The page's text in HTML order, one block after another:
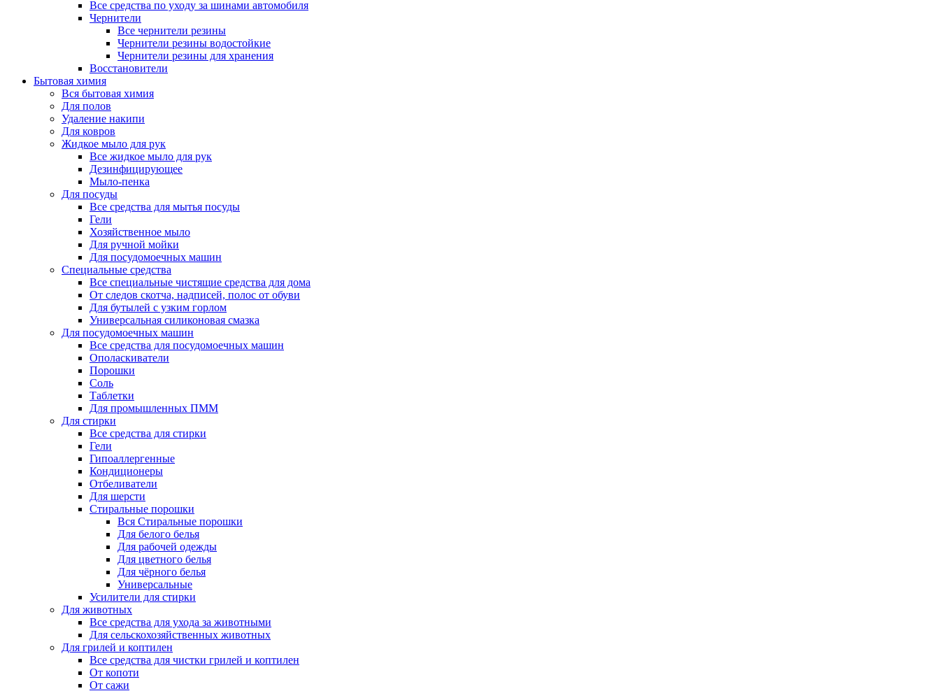
Все средства по уходу за шинами автомобиля
Чернители
Все чернители резины
Чернители резины водостойкие
Чернители резины для хранения
Восстановители
Бытовая химия
Вся бытовая химия
Для полов
Удаление накипи
Для ковров
Жидкое мыло для рук
Все жидкое мыло для рук
Дезинфицирующее
Мыло-пенка
Для посуды
Все средства для мытья посуды
Гели
Хозяйственное мыло
Для ручной мойки
Для посудомоечных машин
Специальные средства
Все специальные чистящие средства для дома
От следов скотча, надписей, полос от обуви
Для бутылей с узким горлом
Универсальная силиконовая смазка
Для посудомоечных машин
Все средства для посудомоечных машин
Ополаскиватели
Порошки
Соль
Таблетки
Для промышленных ПММ
Для стирки
Все средства для стирки
Гели
Гипоаллергенные
Кондиционеры
Отбеливатели
Для шерсти
Стиральные порошки
Вся Стиральные порошки
Для белого белья
Для рабочей одежды
Для цветного белья
Для чёрного белья
Универсальные
Усилители для стирки
Для животных
Все средства для ухода за животными
Для сельскохозяйственных животных
Для грилей и коптилен
Все средства для чистки грилей и коптилен
От копоти
От сажи